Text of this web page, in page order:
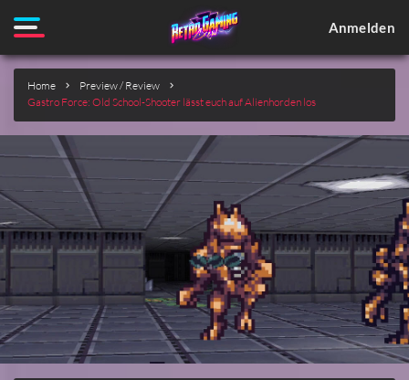
Anmelden
Home
Preview / Review
Gastro Force: Old School-Shooter lässt euch auf Alienhorden los